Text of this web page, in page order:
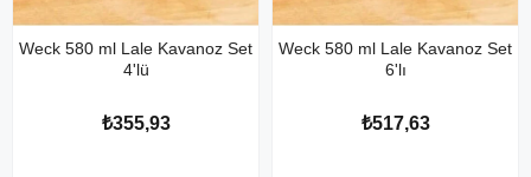
Weck 580 ml Lale Kavanoz Set
4'lü
₺355,93
Weck 580 ml Lale Kavanoz Set
6'lı
₺517,63